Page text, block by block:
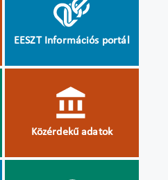
EESZT Információs portál
Közérdekű adatok